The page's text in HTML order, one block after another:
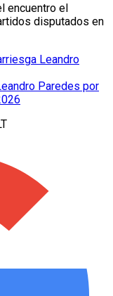
encuentro el
disputados en
Leandro
Paredes por